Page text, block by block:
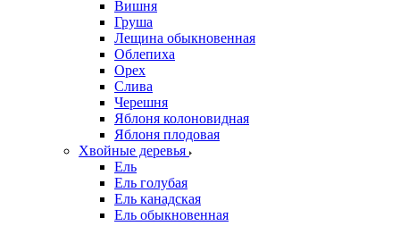
Вишня
Груша
Лещина обыкновенная
Облепиха
Орех
Слива
Черешня
Яблоня колоновидная
Яблоня плодовая
Хвойные деревья
Ель
Ель голубая
Ель канадская
Ель обыкновенная